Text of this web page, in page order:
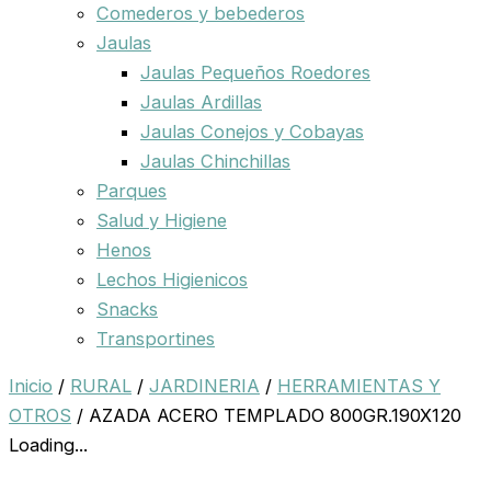
Comederos y bebederos
Jaulas
Jaulas Pequeños Roedores
Jaulas Ardillas
Jaulas Conejos y Cobayas
Jaulas Chinchillas
Parques
Salud y Higiene
Henos
Lechos Higienicos
Snacks
Transportines
Inicio / RURAL / JARDINERIA / HERRAMIENTAS Y
OTROS / AZADA ACERO TEMPLADO 800GR.190X120
Loading...